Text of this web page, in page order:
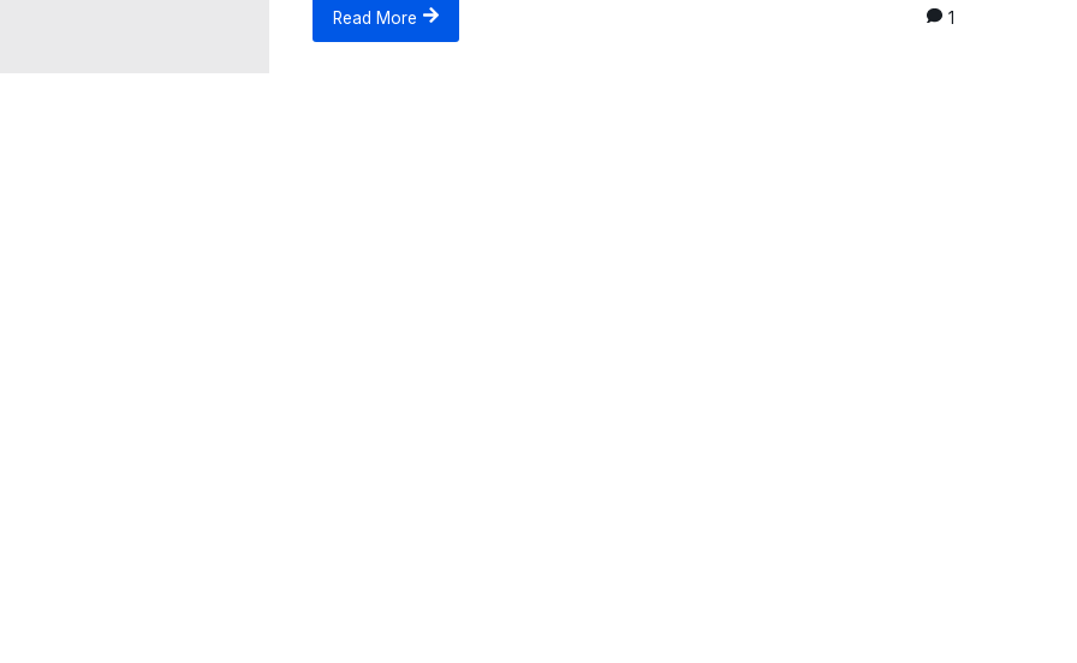
Read More 1